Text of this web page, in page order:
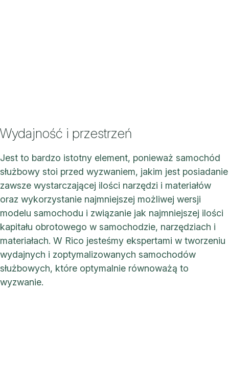
Wydajność i przestrzeń
Jest to bardzo istotny element, ponieważ samochód
służbowy stoi przed wyzwaniem, jakim jest posiadanie
zawsze wystarczającej ilości narzędzi i materiałów
oraz wykorzystanie najmniejszej możliwej wersji
modelu samochodu i związanie jak najmniejszej ilości
kapitału obrotowego w samochodzie, narzędziach i
materiałach. W Rico jesteśmy ekspertami w tworzeniu
wydajnych i zoptymalizowanych samochodów
służbowych, które optymalnie równoważą to
wyzwanie.